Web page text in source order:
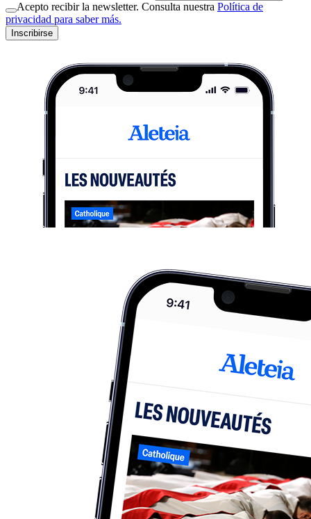
Acepto recibir la newsletter. Consulta nuestra Política de
privacidad para saber más.
Inscribirse